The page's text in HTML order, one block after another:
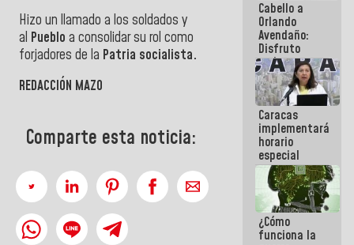
Hizo un llamado a los soldados y
al Pueblo a consolidar su rol como
forjadores de la Patria socialista.
REDACCIÓN MAZO
Comparte esta noticia:
Aeropuerto
Internacional
de
Maiquetía
Cabello a
Orlando
Avendaño:
Disfruto
cada vez
que escribes
porque lo
que haces
es
embarrarla
Caracas
implementará
horario
especial
para
adaptarse
al plan de
ahorro
energético
¿Cómo
funciona la